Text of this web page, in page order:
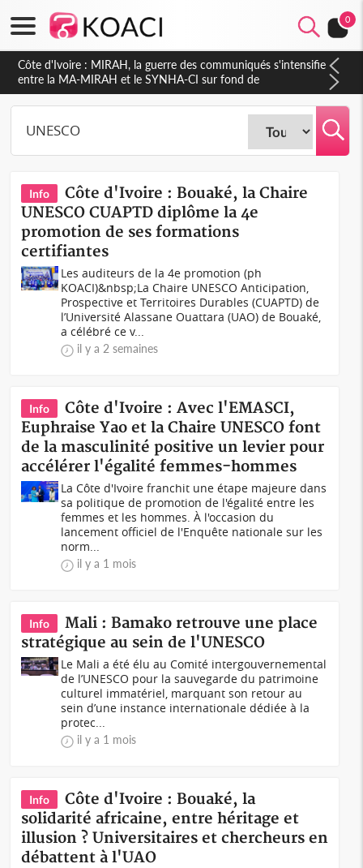
0
Côte d'Ivoire : Indépendance 2026, Thiam plaide pour un
environnement démocratique plus apaisé
Info
Côte d'Ivoire : Bouaké, la Chaire
UNESCO CUAPTD diplôme la 4e
promotion de ses formations
certifiantes
Les auditeurs de la 4e promotion (ph
KOACI)&nbsp;La Chaire UNESCO Anticipation,
Prospective et Territoires Durables (CUAPTD) de
l’Université Alassane Ouattara (UAO) de Bouaké,
a célébré ce v...
il y a 2 semaines
Info
Côte d'Ivoire : Avec l'EMASCI,
Euphraise Yao et la Chaire UNESCO font
de la masculinité positive un levier pour
accélérer l'égalité femmes-hommes
La Côte d'Ivoire franchit une étape majeure dans
sa politique de promotion de l'égalité entre les
femmes et les hommes. À l'occasion du
lancement officiel de l'Enquête nationale sur les
norm...
il y a 1 mois
Info
Mali : Bamako retrouve une place
stratégique au sein de l'UNESCO
Le Mali a été élu au Comité intergouvernemental
de l’UNESCO pour la sauvegarde du patrimoine
culturel immatériel, marquant son retour au
sein d’une instance internationale dédiée à la
protec...
il y a 1 mois
Info
Côte d'Ivoire : Bouaké, la
solidarité africaine, entre héritage et
illusion ? Universitaires et chercheurs en
débattent à l'UAO